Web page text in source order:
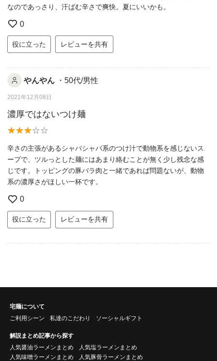
なのであっさり、汗ばむ辛さで爽快。夏にいいかも。
0
役に立った レビューを共有
やんやん ・50代/男性
2021年12月08日
濃厚ではないつけ麺
辛さの主張があるシャバシャバ系のつけ汁で動物系を感じないス
ープで、ツルっとした麺にはあまり絡むことが無く少し残念な感
じです。トッピングの豚バラ肉と一緒であれば問題ないが、動物
系の濃厚さがほしい一杯です。
0
役に立った レビューを共有
宅麺について
ご利用シーン
私達のこだわり ソーシャルギフト
解説まとめ記事から探す
人気醤油ラーメンまとめ
人気塩ラーメンまとめ
人気味噌ラーメンまとめ
人気豚骨ラーメンまとめ